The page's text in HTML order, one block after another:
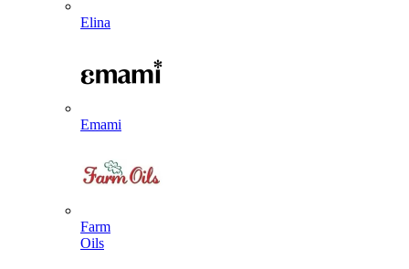
Elina
Emami
Farm
Oils